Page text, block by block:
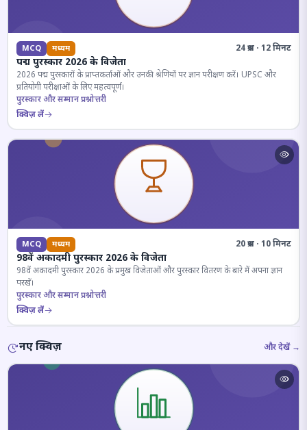
MCQ मध्यम 24 प्रश्न · 12 मिनट
पद्म पुरस्कार 2026 के विजेता
2026 पद्म पुरस्कारों के प्राप्तकर्ताओं और उनकी श्रेणियों पर ज्ञान परीक्षण करें। UPSC और
प्रतियोगी परीक्षाओं के लिए महत्वपूर्ण।
पुरस्कार और सम्मान प्रश्नोत्तरी
क्विज़ लें
MCQ मध्यम 20 प्रश्न · 10 मिनट
98वें अकादमी पुरस्कार 2026 के विजेता
98वें अकादमी पुरस्कार 2026 के प्रमुख विजेताओं और पुरस्कार वितरण के बारे में अपना ज्ञान
परखें।
पुरस्कार और सम्मान प्रश्नोत्तरी
क्विज़ लें
नए क्विज़ और देखें →